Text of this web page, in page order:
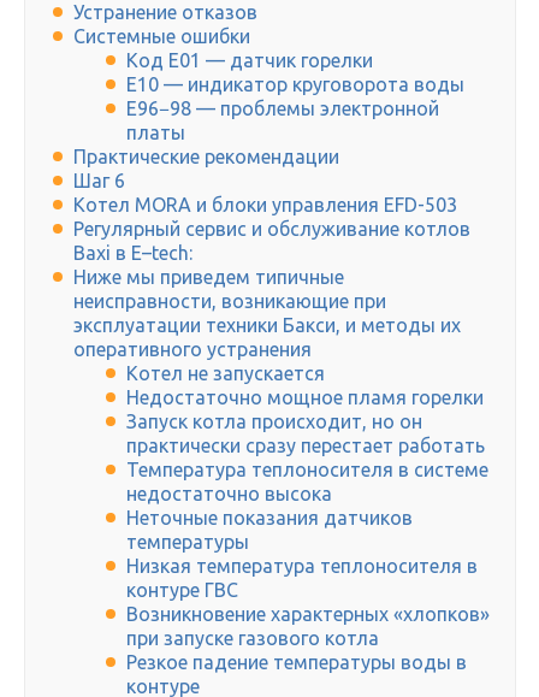
Устранение отказов
Системные ошибки
Код Е01 — датчик горелки
Е10 — индикатор круговорота воды
Е96−98 — проблемы электронной
платы
Практические рекомендации
Шаг 6
Котел MORA и блоки управления EFD-503
Регулярный сервис и обслуживание котлов
Baxi в E–tech:
Ниже мы приведем типичные
неисправности, возникающие при
эксплуатации техники Бакси, и методы их
оперативного устранения
Котел не запускается
Недостаточно мощное пламя горелки
Запуск котла происходит, но он
практически сразу перестает работать
Температура теплоносителя в системе
недостаточно высока
Неточные показания датчиков
температуры
Низкая температура теплоносителя в
контуре ГВС
Возникновение характерных «хлопков»
при запуске газового котла
Резкое падение температуры воды в
контуре